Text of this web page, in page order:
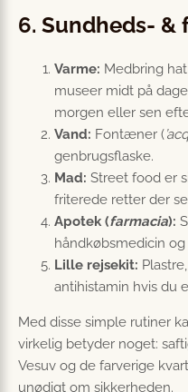
6. Sundheds-
Varme: Medbring
museer midt på
morgen eller sen
Vand: Fontæner (
genbrugsflaske.
Mad: Street food er
friterede retter der
Apotek (farmacia):
håndkøbsmedicin
Lille rejsekit:
antihistamin hvis du
Med disse simple rutiner
virkelig betyder noget:
Vesuv og de farverige
unødigt om sikkerheden.